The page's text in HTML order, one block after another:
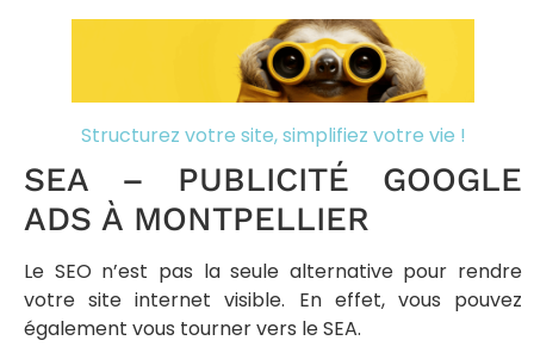
Structurez votre site, simplifiez votre vie !
SEA – PUBLICITÉ GOOGLE
ADS À MONTPELLIER
Le SEO n’est pas la seule alternative pour rendre
votre site internet visible. En effet, vous pouvez
également vous tourner vers le SEA.